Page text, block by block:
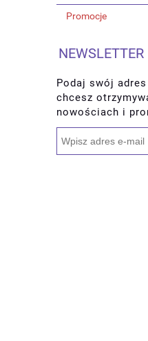
Promocje
NEWSLETTER
Podaj swój
chcesz
nowościach i